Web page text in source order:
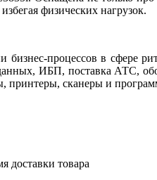
физических нагрузок.
процессов в сфере
ИБП, поставка АТС,
сканеры и
доставки товара